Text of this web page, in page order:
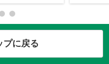
プに戻る